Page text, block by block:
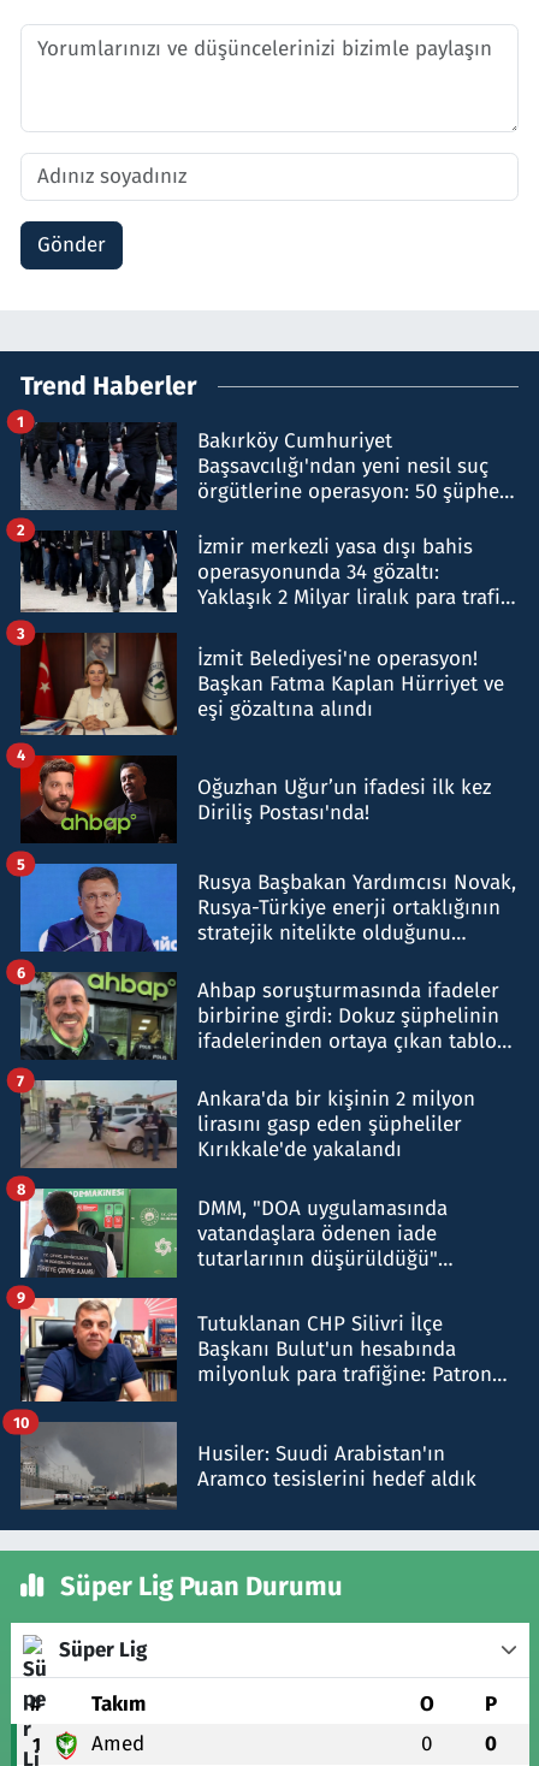
Gönder
Trend Haberler
Bakırköy Cumhuriyet
Başsavcılığı'ndan yeni nesil suç
örgütlerine operasyon: 50 şüpheli
1
İzmir merkezli yasa dışı bahis
operasyonunda 34 gözaltı:
Yaklaşık 2 Milyar liralık para trafiği
2
İzmit Belediyesi'ne operasyon!
Başkan Fatma Kaplan Hürriyet ve
eşi gözaltına alındı
3
Oğuzhan Uğur’un ifadesi ilk kez
Diriliş Postası'nda!
4
Rusya Başbakan Yardımcısı Novak,
Rusya-Türkiye enerji ortaklığının
stratejik nitelikte olduğunu
5
Ahbap soruşturmasında ifadeler
birbirine girdi: Dokuz şüphelinin
ifadelerinden ortaya çıkan tablo
6
Ankara'da bir kişinin 2 milyon
lirasını gasp eden şüpheliler
Kırıkkale'de yakalandı
7
DMM, "DOA uygulamasında
vatandaşlara ödenen iade
tutarlarının düşürüldüğü"
8
Tutuklanan CHP Silivri İlçe
Başkanı Bulut'un hesabında
milyonluk para trafiğine: Patron
9
Husiler: Suudi Arabistan'ın
Aramco tesislerini hedef aldık
10
Süper Lig Puan Durumu
Süper Lig
# Takım O P
1 Amed 0 0